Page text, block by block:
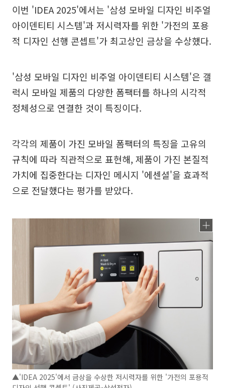
이번 'IDEA 2025'에서는 '삼성 모바일 디자인 비주얼
아이덴티티 시스템'과 저시력자를 위한 '가전의 포용
적 디자인 선행 콘셉트'가 최고상인 금상을 수상했다.
'삼성 모바일 디자인 비주얼 아이덴티티 시스템'은 갤
럭시 모바일 제품의 다양한 폼팩터를 하나의 시각적
정체성으로 연결한 것이 특징이다.
각각의 제품이 가진 모바일 폼팩터의 특징을 고유의
규칙에 따라 직관적으로 표현해, 제품이 가진 본질적
가치에 집중한다는 디자인 메시지 '에센셜'을 효과적
으로 전달했다는 평가를 받았다.
▲'IDEA 2025'에서 금상을 수상한 저시력자를 위한 '가전의 포용적